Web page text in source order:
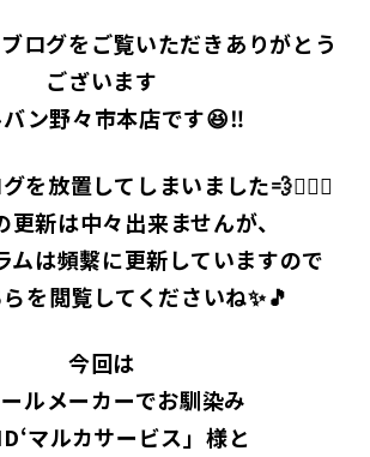
ログをご覧いただきありがとう
ございます
ン野々市本店です😆‼
を放置してしまいました💨🙇🏻‍♂️
更新は中々出来ませんが、
ムは頻繫に更新していますので
を閲覧してくださいね✨🎵
今回は
ルメーカーでお馴染み
マルカサービス」様と